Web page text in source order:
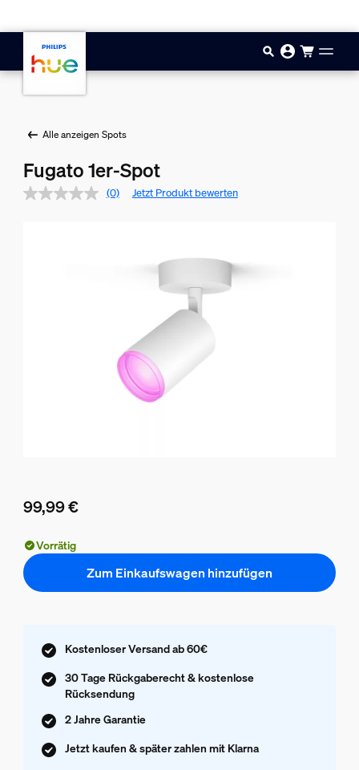
Alle anzeigen Spots
Fugato 1er-Spot
(0) Jetzt Produkt bewerten
99,99 €
Vorrätig
Zum Einkaufswagen hinzufügen
Kostenloser Versand ab 60€
30 Tage Rückgaberecht & kostenlose
Rücksendung
2 Jahre Garantie
Jetzt kaufen & später zahlen mit Klarna